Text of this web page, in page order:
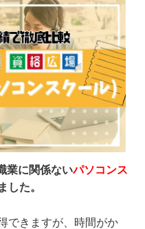
業に関係ないパソコンス
した。
できますが、時間がか